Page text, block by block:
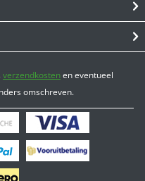
verzendkostenen eventueel
omschreven.